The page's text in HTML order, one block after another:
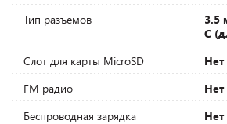
Тип разъемов
3.5
C
Слот для карты MicroSD
Нет
FM радио
Нет
Беспроводная зарядка
Нет